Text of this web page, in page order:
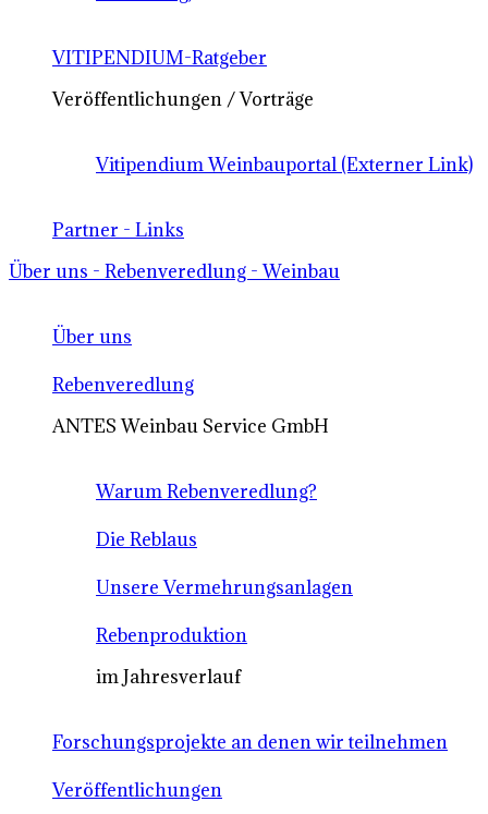
VITIPENDIUM-Ratgeber
Veröffentlichungen / Vorträge
Vitipendium Weinbauportal (Externer Link)
Partner - Links
Über uns - Rebenveredlung - Weinbau
Über uns
Rebenveredlung
ANTES Weinbau Service GmbH
Warum Rebenveredlung?
Die Reblaus
Unsere Vermehrungsanlagen
Rebenproduktion
im Jahresverlauf
Forschungsprojekte an denen wir teilnehmen
Veröffentlichungen